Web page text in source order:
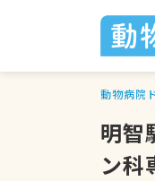
動物病院
明智
ン科